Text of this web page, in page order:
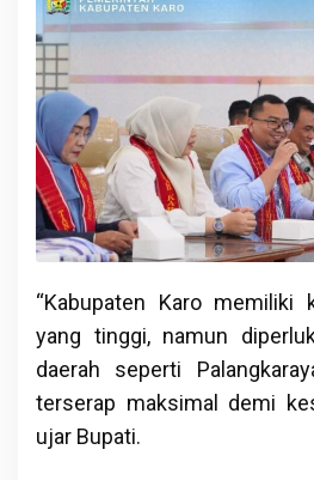
“Kabupaten Karo memiliki
yang tinggi, namun
daerah seperti
terserap maksimal demi
ujar Bupati.